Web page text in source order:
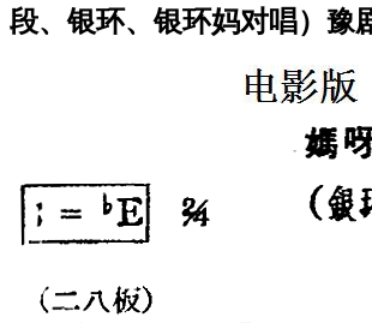
段、银环、银环妈对唱）豫